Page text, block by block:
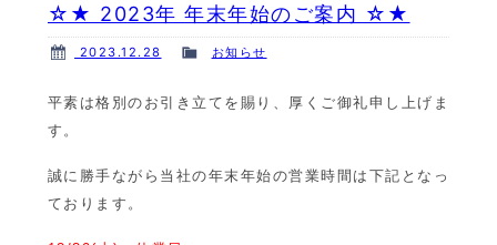
お問い合わせ
☆★ 2023年 年末年始のご案内 ☆★
2023.12.28 お知らせ
平素は格別のお引き立てを賜り、厚くご御礼申し上げま
す。
誠に勝手ながら当社の年末年始の営業時間は下記となっ
ております。